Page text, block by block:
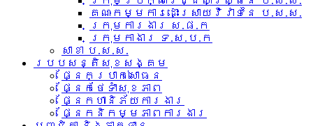
គណៈកម្មការដោះស្រាយវិវាទនៃ ប.ស.ស.
ក្រុមការងារ​ ស.ផ.ក
ក្រុមកាងារ ទ.ស.ប.ក
សាខា ប.ស.ស.
របបសន្តិសុខសង្គម
ផ្នែកប្រាក់សោធន
ផ្នែកថែទាំសុខភាព
ផ្នែកហានិភ័យការងារ
ផ្នែកនិកម្មភាពការងារ